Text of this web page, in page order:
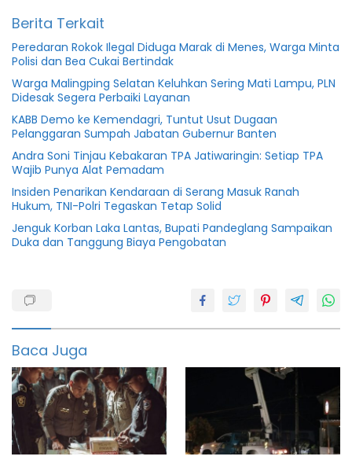
Berita Terkait
Peredaran Rokok Ilegal Diduga Marak di Menes, Warga Minta
Polisi dan Bea Cukai Bertindak
Warga Malingping Selatan Keluhkan Sering Mati Lampu, PLN
Didesak Segera Perbaiki Layanan
KABB Demo ke Kemendagri, Tuntut Usut Dugaan
Pelanggaran Sumpah Jabatan Gubernur Banten
Andra Soni Tinjau Kebakaran TPA Jatiwaringin: Setiap TPA
Wajib Punya Alat Pemadam
Insiden Penarikan Kendaraan di Serang Masuk Ranah
Hukum, TNI-Polri Tegaskan Tetap Solid
Jenguk Korban Laka Lantas, Bupati Pandeglang Sampaikan
Duka dan Tanggung Biaya Pengobatan
pandeglang
Kobra
Ular
Baca Juga